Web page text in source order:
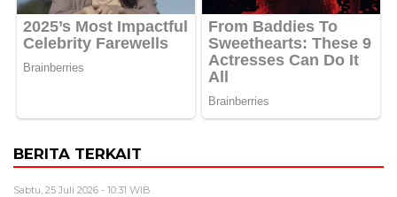
BERITA TERKAIT
Sabtu, 25 Juli 2026 - 10:31 WIB